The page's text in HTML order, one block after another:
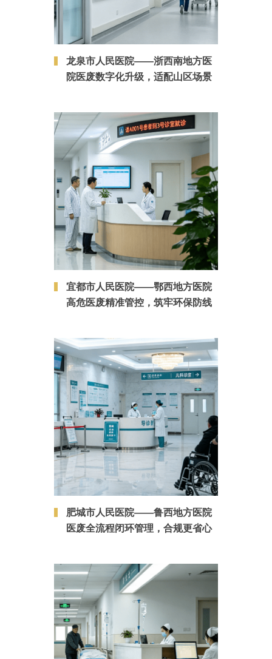
龙泉市人民医院——浙西南地方医
院医废数字化升级，适配山区场景
宜都市人民医院——鄂西地方医院
高危医废精准管控，筑牢环保防线
肥城市人民医院——鲁西地方医院
医废全流程闭环管理，合规更省心